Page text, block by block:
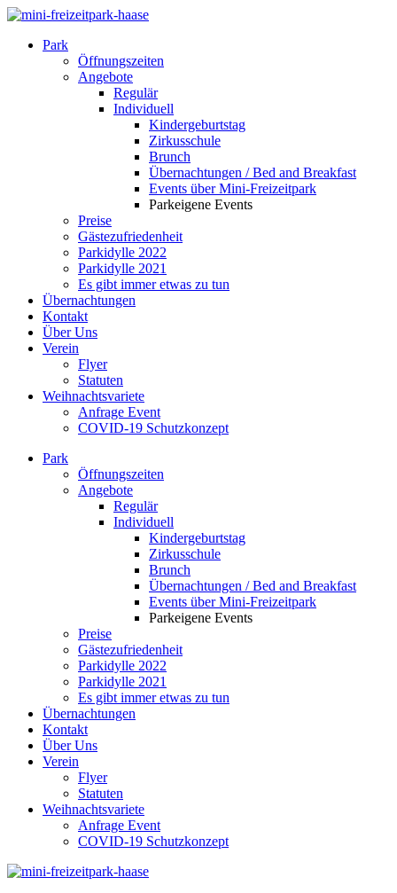
Park
Öffnungszeiten
Angebote
Regulär
Individuell
Kindergeburtstag
Zirkusschule
Brunch
Übernachtungen / Bed and Breakfast
Events über Mini-Freizeitpark
Parkeigene Events
Preise
Gästezufriedenheit
Parkidylle 2022
Parkidylle 2021
Es gibt immer etwas zu tun
Übernachtungen
Kontakt
Über Uns
Verein
Flyer
Statuten
Weihnachtsvariete
Anfrage Event
COVID-19 Schutzkonzept
Park
Öffnungszeiten
Angebote
Regulär
Individuell
Kindergeburtstag
Zirkusschule
Brunch
Übernachtungen / Bed and Breakfast
Events über Mini-Freizeitpark
Parkeigene Events
Preise
Gästezufriedenheit
Parkidylle 2022
Parkidylle 2021
Es gibt immer etwas zu tun
Übernachtungen
Kontakt
Über Uns
Verein
Flyer
Statuten
Weihnachtsvariete
Anfrage Event
COVID-19 Schutzkonzept